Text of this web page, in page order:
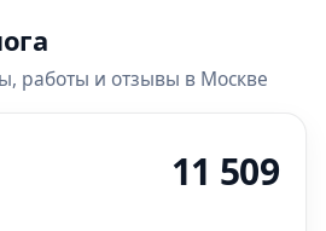
работы и отзывы в Москве
11 509